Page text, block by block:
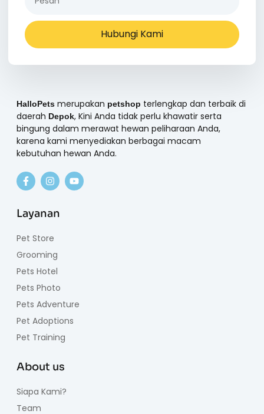
Hubungi Kami
HalloPets merupakan petshop terlengkap dan terbaik di
daerah Depok, Kini Anda tidak perlu khawatir serta
bingung dalam merawat hewan peliharaan Anda,
karena kami menyediakan berbagai macam
kebutuhan hewan Anda.
Layanan
Pet Store
Grooming
Pets Hotel
Pets Photo
Pets Adventure
Pet Adoptions
Pet Training
About us
Siapa Kami?
Team